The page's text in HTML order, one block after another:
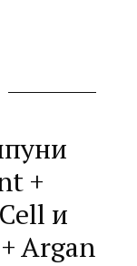
+
и
Argan